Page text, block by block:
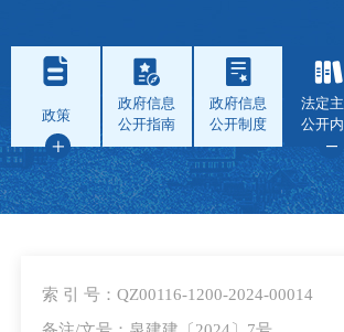
政策
政府信息
公开指南
政府信息
公开制度
法定
公开
索 引 号：QZ00116-1200-2024-00014